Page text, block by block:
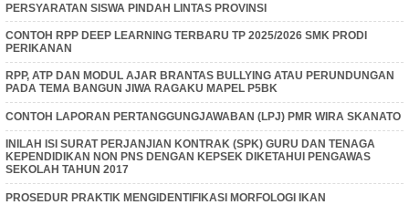
PERSYARATAN SISWA PINDAH LINTAS PROVINSI
CONTOH RPP DEEP LEARNING TERBARU TP 2025/2026 SMK PRODI
PERIKANAN
RPP, ATP DAN MODUL AJAR BRANTAS BULLYING ATAU PERUNDUNGAN
PADA TEMA BANGUN JIWA RAGAKU MAPEL P5BK
CONTOH LAPORAN PERTANGGUNGJAWABAN (LPJ) PMR WIRA SKANATO
INILAH ISI SURAT PERJANJIAN KONTRAK (SPK) GURU DAN TENAGA
KEPENDIDIKAN NON PNS DENGAN KEPSEK DIKETAHUI PENGAWAS
SEKOLAH TAHUN 2017
PROSEDUR PRAKTIK MENGIDENTIFIKASI MORFOLOGI IKAN